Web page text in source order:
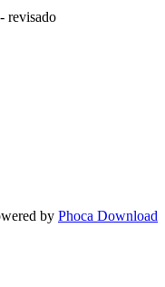
revisado
by Phoca Download